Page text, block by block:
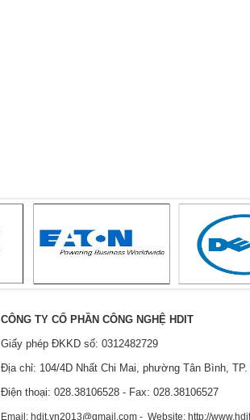
CÔNG TY CỔ PHẦN CÔNG NGHỆ HDIT
Giấy phép ĐKKD số: 0312482729
Địa chỉ: 104/4D Nhất Chi Mai, phường Tân Bình, TP.
Điện thoại: 028.38106528 - Fax: 028.38106527
Email: hdit.vn2013@gmail.com - Website: http://